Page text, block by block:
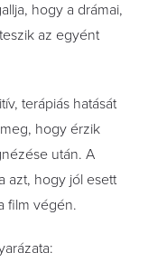
hogy a drámai,
az egyént
terápiás hatását
hogy érzik
után. A
azt, hogy jól esett
film végén.